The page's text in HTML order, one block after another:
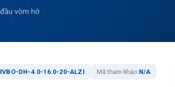
vòm hở
DH-4.0-16.0-20-ALZI Mã tham khảo:N/A